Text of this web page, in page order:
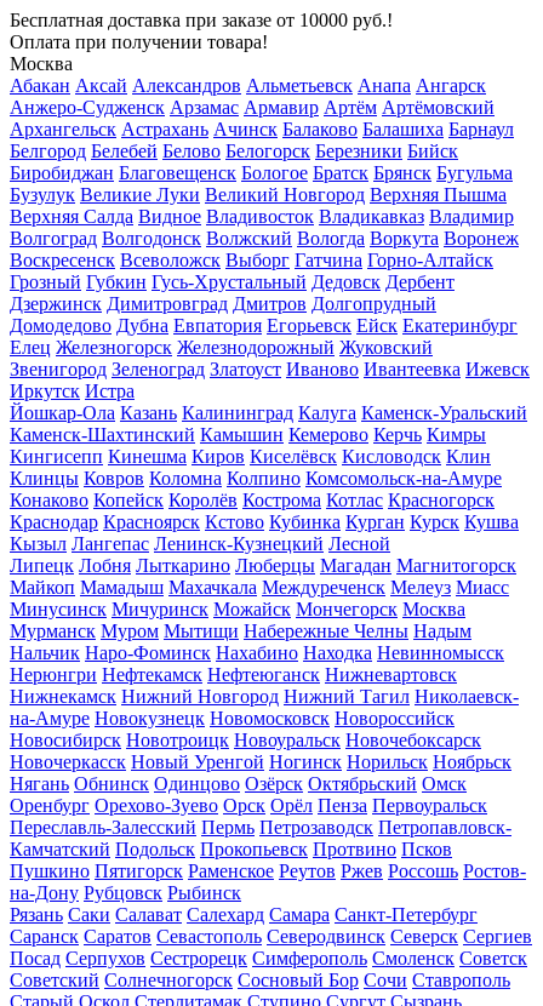
Бесплатная доставка при заказе от 10000 руб.!
Оплата при получении товара!
Москва
Абакан Аксай Александров Альметьевск Анапа Ангарск
Анжеро-Судженск Арзамас Армавир Артём Артёмовский
Архангельск Астрахань Ачинск Балаково Балашиха Барнаул
Белгород Белебей Белово Белогорск Березники Бийск
Биробиджан Благовещенск Бологое Братск Брянск Бугульма
Бузулук Великие Луки Великий Новгород Верхняя Пышма
Верхняя Салда Видное Владивосток Владикавказ Владимир
Волгоград Волгодонск Волжский Вологда Воркута Воронеж
Воскресенск Всеволожск Выборг Гатчина Горно-Алтайск
Грозный Губкин Гусь-Хрустальный Дедовск Дербент
Дзержинск Димитровград Дмитров Долгопрудный
Домодедово Дубна Евпатория Егорьевск Ейск Екатеринбург
Елец Железногорск Железнодорожный Жуковский
Звенигород Зеленоград Златоуст Иваново Ивантеевка Ижевск
Иркутск Истра
Йошкар-Ола Казань Калининград Калуга Каменск-Уральский
Каменск-Шахтинский Камышин Кемерово Керчь Кимры
Кингисепп Кинешма Киров Киселёвск Кисловодск Клин
Клинцы Ковров Коломна Колпино Комсомольск-на-Амуре
Конаково Копейск Королёв Кострома Котлас Красногорск
Краснодар Красноярск Кстово Кубинка Курган Курск Кушва
Кызыл Лангепас Ленинск-Кузнецкий Лесной
Липецк Лобня Лыткарино Люберцы Магадан Магнитогорск
Майкоп Мамадыш Махачкала Междуреченск Мелеуз Миасс
Минусинск Мичуринск Можайск Мончегорск Москва
Мурманск Муром Мытищи Набережные Челны Надым
Нальчик Наро-Фоминск Нахабино Находка Невинномысск
Нерюнгри Нефтекамск Нефтеюганск Нижневартовск
Нижнекамск Нижний Новгород Нижний Тагил Николаевск-
на-Амуре Новокузнецк Новомосковск Новороссийск
Новосибирск Новотроицк Новоуральск Новочебоксарск
Новочеркасск Новый Уренгой Ногинск Норильск Ноябрьск
Нягань Обнинск Одинцово Озёрск Октябрьский Омск
Оренбург Орехово-Зуево Орск Орёл Пенза Первоуральск
Переславль-Залесский Пермь Петрозаводск Петропавловск-
Камчатский Подольск Прокопьевск Протвино Псков
Пушкино Пятигорск Раменское Реутов Ржев Россошь Ростов-
на-Дону Рубцовск Рыбинск
Рязань Саки Салават Салехард Самара Санкт-Петербург
Саранск Саратов Севастополь Северодвинск Северск Сергиев
Посад Серпухов Сестрорецк Симферополь Смоленск Советск
Советский Солнечногорск Сосновый Бор Сочи Ставрополь
Старый Оскол Стерлитамак Ступино Сургут Сызрань